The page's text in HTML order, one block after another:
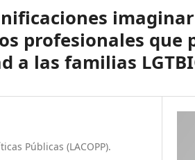
profesionales que
a las familias
Públicas (LACOPP).